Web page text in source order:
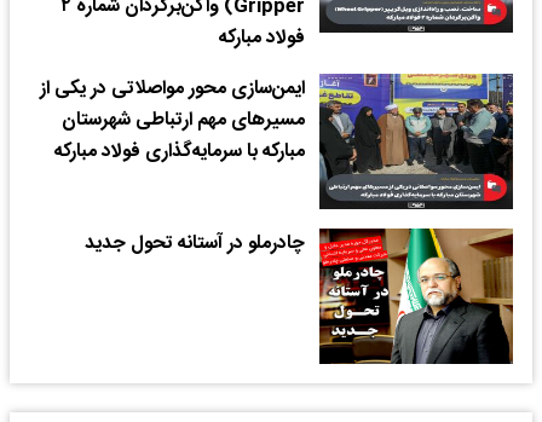
Gripper) واگن‌برگردان شماره ۲
فولاد مبارکه
ایمن‌سازی محور مواصلاتی در یکی از
مسیرهای مهم ارتباطی شهرستان
مبارکه با سرمایه‌گذاری فولاد مبارکه
چادرملو در آستانه تحول جدید